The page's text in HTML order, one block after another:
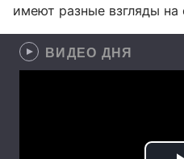
имеют разные взгляды на
ВИДЕО ДНЯ